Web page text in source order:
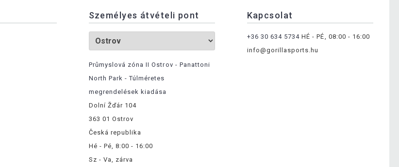
Személyes átvételi pont
Průmyslová zóna II Ostrov - Panattoni
North Park - Túlméretes
megrendelések kiadása
Dolní Žďár 104
363 01 Ostrov
Česká republika
Hé - Pé, 8:00 - 16:00
Sz - Va, zárva
Kapcsolat
+36 30 634 5734 HÉ - PÉ, 08:00 - 16:00
info@gorillasports.hu